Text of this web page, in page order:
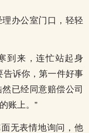
办公室门口，轻轻
到来，连忙站起身
告诉你，第一件好事
已经同意赔偿公司
账上。”
无表情地询问，他